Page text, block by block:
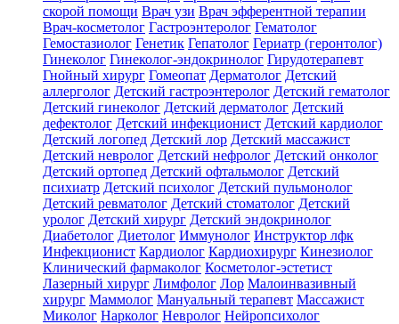
скорой помощи Врач узи Врач эфферентной терапии
Врач-косметолог Гастроэнтеролог Гематолог
Гемостазиолог Генетик Гепатолог Гериатр (геронтолог)
Гинеколог Гинеколог-эндокринолог Гирудотерапевт
Гнойный хирург Гомеопат Дерматолог Детский
аллерголог Детский гастроэнтеролог Детский гематолог
Детский гинеколог Детский дерматолог Детский
дефектолог Детский инфекционист Детский кардиолог
Детский логопед Детский лор Детский массажист
Детский невролог Детский нефролог Детский онколог
Детский ортопед Детский офтальмолог Детский
психиатр Детский психолог Детский пульмонолог
Детский ревматолог Детский стоматолог Детский
уролог Детский хирург Детский эндокринолог
Диабетолог Диетолог Иммунолог Инструктор лфк
Инфекционист Кардиолог Кардиохирург Кинезиолог
Клинический фармаколог Косметолог-эстетист
Лазерный хирург Лимфолог Лор Малоинвазивный
хирург Маммолог Мануальный терапевт Массажист
Миколог Нарколог Невролог Нейропсихолог